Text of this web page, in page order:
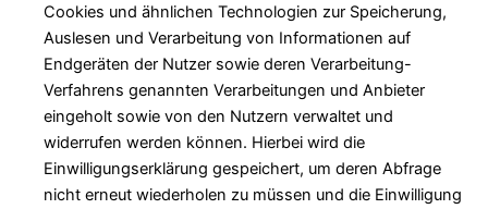
Cookies und ähnlichen Technologien zur Speicherung,
Auslesen und Verarbeitung von Informationen auf
Endgeräten der Nutzer sowie deren Verarbeitung-
Verfahrens genannten Verarbeitungen und Anbieter
eingeholt sowie von den Nutzern verwaltet und
widerrufen werden können. Hierbei wird die
Einwilligungserklärung gespeichert, um deren Abfrage
nicht erneut wiederholen zu müssen und die Einwilligung